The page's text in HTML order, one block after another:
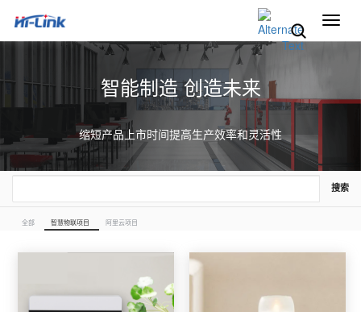
切
换
智能制造 创造未来
缩短产品上市时间提高生产效率和灵活性
搜索
全部 智慧物联项目 阿里云项目